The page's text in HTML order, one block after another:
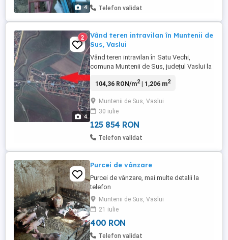
4 Telefon validat
4
2
Vând teren intravilan în Muntenii de
Sus, Vaslui
Vând teren intravilan în Satu Vechi,
comuna Muntenii de Sus, județul Vaslui la
situat în plan secund, accesul se face pe
Suprafață totală de 1206 m2, cu
deschidere pe trei laturi, posibilitate două
loturi. Posibilitate branșament ...
104,36 RON/m2| 1,206 m2
Muntenii de Sus, Vaslui
30 iulie
125 854 RON
Telefon validat
Purcei de vânzare
Purcei de vânzare, mai multe detalii la
telefon
Muntenii de Sus, Vaslui
21 iulie
400 RON
Telefon validat